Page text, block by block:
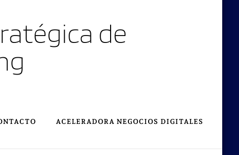
de
ACELERADORA NEGOCIOS DIGITALES